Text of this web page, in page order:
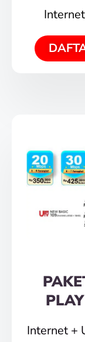
Internet +